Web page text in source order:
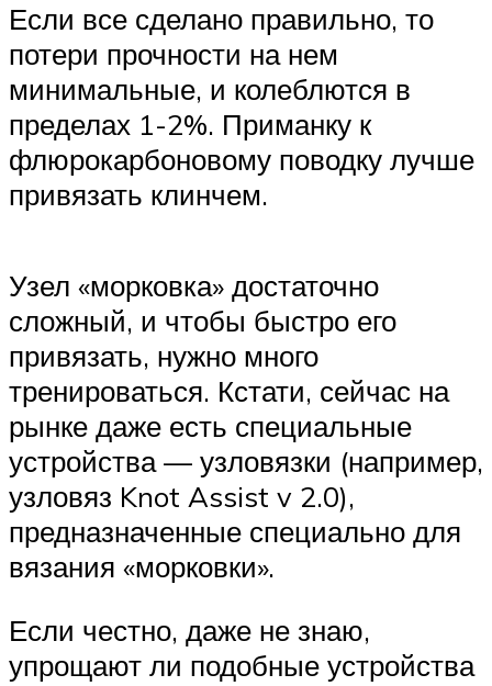
Если все сделано правильно, то
потери прочности на нем
минимальные, и колеблются в
пределах 1-2%. Приманку к
флюрокарбоновому поводку лучше
привязать клинчем.
Узел «морковка» достаточно
сложный, и чтобы быстро его
привязать, нужно много
тренироваться. Кстати, сейчас на
рынке даже есть специальные
устройства — узловязки (например,
узловяз Knot Assist v 2.0),
предназначенные специально для
вязания «морковки».
Если честно, даже не знаю,
упрощают ли подобные устройства